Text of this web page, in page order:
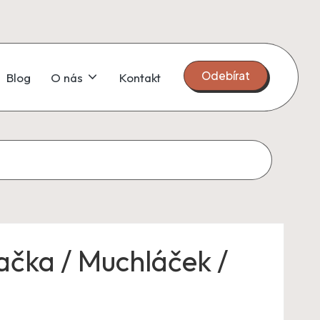
Blog O nás Kontakt Odebírat
/ Muchláček /